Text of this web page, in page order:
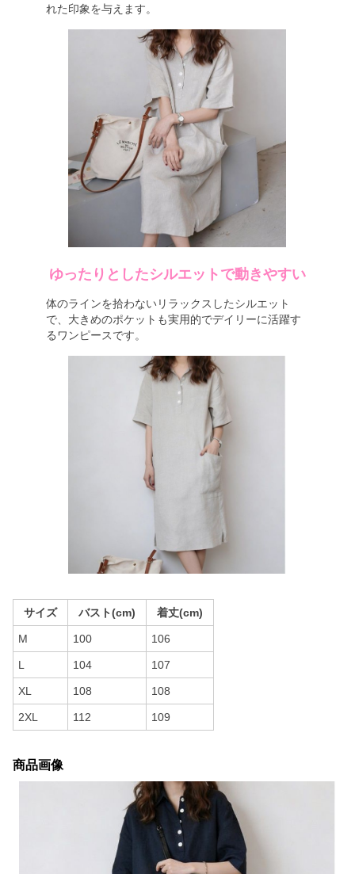
れた印象を与えます。
ゆったりとしたシルエットで動きやすい
体のラインを拾わないリラックスしたシルエット
で、大きめのポケットも実用的でデイリーに活躍す
るワンピースです。
サイズ バスト(cm) 着丈(cm)
M 100 106
L 104 107
XL 108 108
2XL 112 109
商品画像